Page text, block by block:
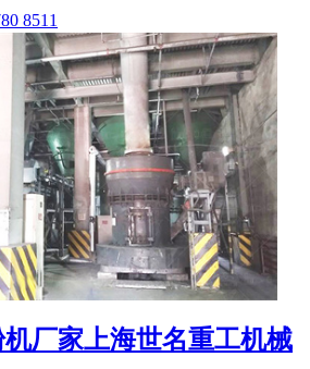
8511
厂家上海世名重工机械